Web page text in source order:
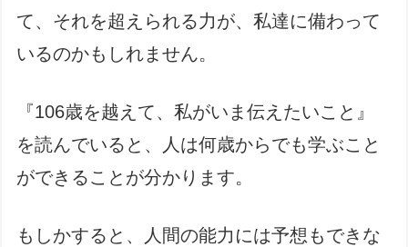
て、それを超えられる力が、私達に備わって
いるのかもしれません。
『106歳を越えて、私がいま伝えたいこと』
を読んでいると、人は何歳からでも学ぶこと
ができることが分かります。
もしかすると、人間の能力には予想もできな